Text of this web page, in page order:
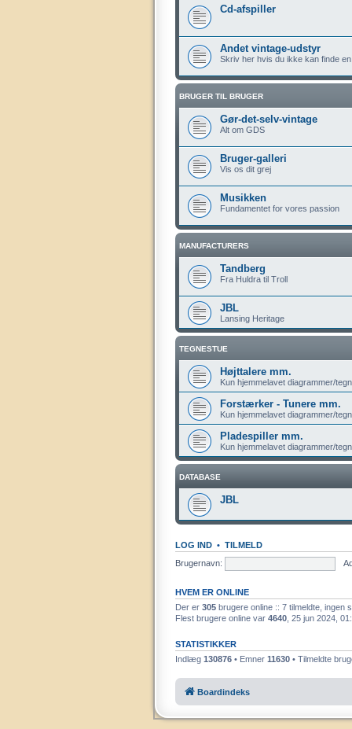
Cd-afspiller
Andet vintage-udstyr
Skriv her hvis du ikke kan finde
BRUGER TIL BRUGER
Gør-det-selv-vintage
Alt om GDS
Bruger-galleri
Vis os dit grej
Musikken
Fundamentet for vores passion
MANUFACTURERS
Tandberg
Fra Huldra til Troll
JBL
Lansing Heritage
TEGNESTUE
Højttalere mm.
Kun hjemmelavet diagrammer/
Forstærker - Tunere mm.
Kun hjemmelavet diagrammer/
Pladespiller mm.
Kun hjemmelavet diagrammer/
DATABASE
JBL
LOG IND • TILMELD
Brugernavn:
HVEM ER ONLINE
Der er 305 brugere online :: 7 tilmeldte,
Flest brugere online var 4640 , 25 jun 2024,
STATISTIKKER
Indlæg 130876 • Emner 11630 • Tilmeldte
Boardindeks